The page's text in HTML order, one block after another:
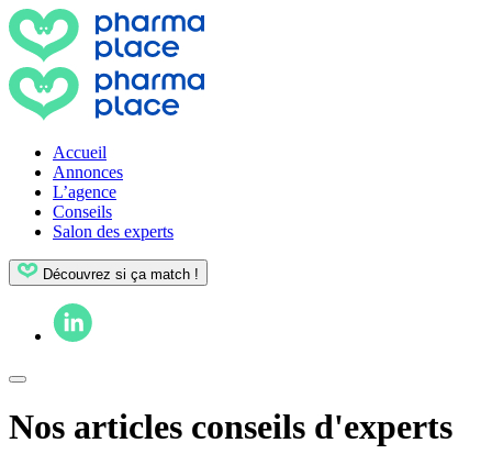
Accueil
Annonces
L’agence
Conseils
Salon des experts
Découvrez si ça match !
Nos articles conseils d'experts